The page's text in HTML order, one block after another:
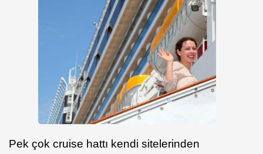
Pek çok cruise hattı kendi sitelerinden